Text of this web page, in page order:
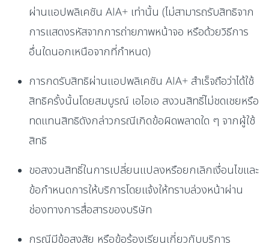
ผ่านแอปพลิเคชัน AIA+ เท่านั้น (ไม่สามารถรับสิทธิจาก
การแสดงรหัสจากการถ่ายภาพหน้าจอ หรือด้วยวิธีการ
อื่นใดนอกเหนือจากที่กำหนด)
การกดรับสิทธิผ่านแอปพลิเคชัน AIA+ สำเร็จถือว่าได้ใช้
สิทธิครั้งนั้นโดยสมบูรณ์ เอไอเอ สงวนสิทธิ์ไม่ชดเชยหรือ
ทดแทนสิทธิดังกล่าวกรณีเกิดข้อผิดพลาดใด ๆ จากผู้ใช้
สิทธิ
ขอสงวนสิทธิ์ในการเปลี่ยนแปลงหรือยกเลิกเงื่อนไขและ
ข้อกำหนดการให้บริการโดยแจ้งให้ทราบล่วงหน้าผ่าน
ช่องทางการสื่อสารของบริษัท
กรณีมีข้อสงสัย หรือข้อร้องเรียนเกี่ยวกับบริการ